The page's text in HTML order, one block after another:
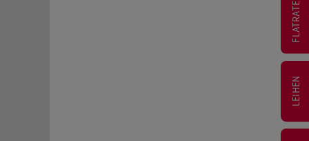
FLATRATE
LEIHEN